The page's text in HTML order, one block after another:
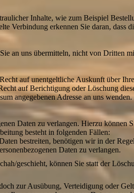
Inhalte, wie zum Beispiel
Verbindung erkennen Sie daran, dass
an uns übermitteln, nicht von Dritten
auf unentgeltliche Auskunft über
auf Berichtigung oder Löschung
angegebenen Adresse an uns wenden.
Daten zu verlangen. Hierzu können
besteht in folgenden Fällen:
bestreiten, benötigen wir in der
Daten zu verlangen.
geschieht, können Sie statt der
zur Ausübung, Verteidigung oder